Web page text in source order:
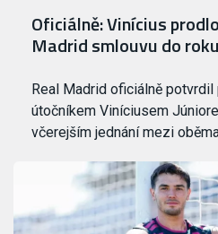
Oficiálně: Vinícius
Madrid smlouvu do
Real Madrid oficiálně
útočníkem Viníciusem
včerejším jednání mezi